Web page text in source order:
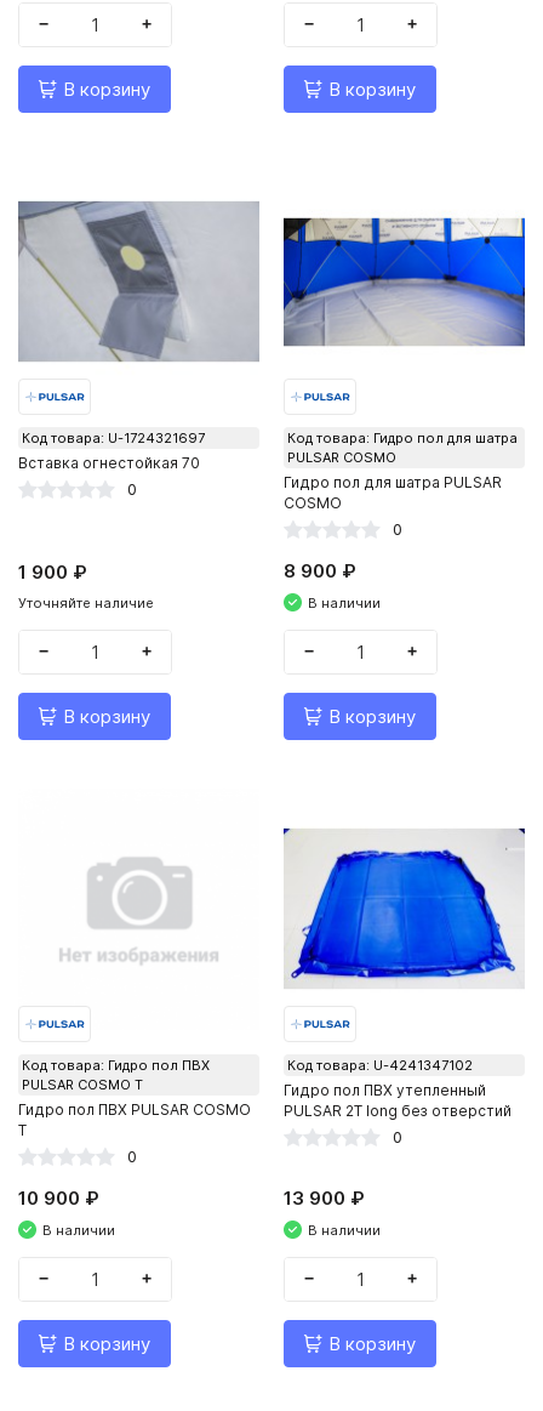
− +
В корзину
− +
В корзину
Код товара: U-1724321697
Вставка огнестойкая 70
0
1 900 ₽
Уточняйте наличие
− +
В корзину
Код товара: Гидро пол для шатра
PULSAR COSMO
Гидро пол для шатра PULSAR
COSMO
0
8 900 ₽
В наличии
− +
В корзину
Код товара: Гидро пол ПВХ
PULSAR COSMO Т
Гидро пол ПВХ PULSAR COSMO
Т
0
10 900 ₽
В наличии
− +
В корзину
Код товара: U-4241347102
Гидро пол ПВХ утепленный
PULSAR 2Т long без отверстий
0
13 900 ₽
В наличии
− +
В корзину